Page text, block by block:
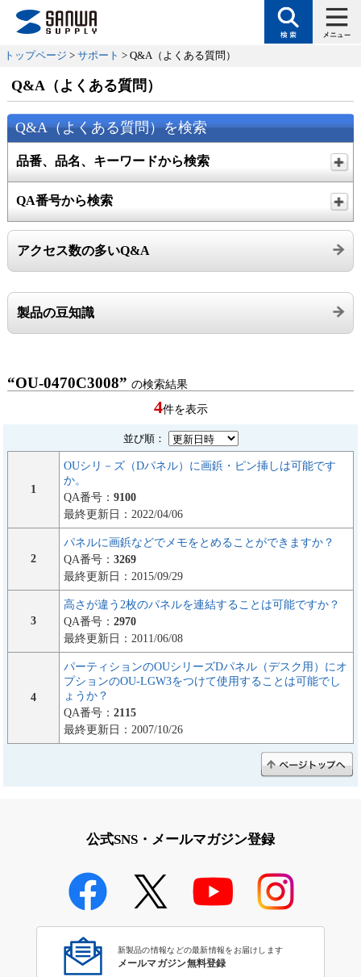
トップページ > サポート > Q&A（よくある質問）
Q&A（よくある質問）
Q&A（よくある質問）を検索
品番、品名、キーワードから検索
QA番号から検索
アクセス数の多いQ&A
製品の豆知識
“OU-0470C3008”の検索結果
4件を表示
並び順：
1
OUシリ－ズ（Dパネル）に画鋲・ピン挿しは可能です
か。
QA番号： 9100
最終更新日：2022/04/06
2
パネルに画鋲などでメモをとめることができますか？
QA番号： 3269
最終更新日：2015/09/29
3
高さが違う2枚のパネルを連結することは可能ですか？
QA番号： 2970
最終更新日：2011/06/08
4
パーティションのOUシリーズDパネル（デスク用）にオ
プションのOU-LGW3をつけて使用することは可能でし
ょうか？
QA番号： 2115
最終更新日：2007/10/26
公式SNS・メールマガジン登録
新製品の情報などの最新情報をお届けします
メールマガジン無料登録